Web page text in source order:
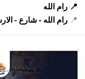
📍 رام الله
📍 رام الله - شارع -